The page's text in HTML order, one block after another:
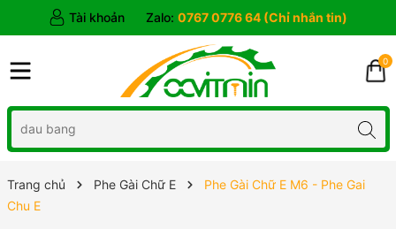
Tài khoản Zalo: 0767 0776 64 (Chỉ nhắn tin)
0
Trang chủ Phe Gài Chữ E
Phe Gài Chữ E M6 - Phe Gai
Chu E